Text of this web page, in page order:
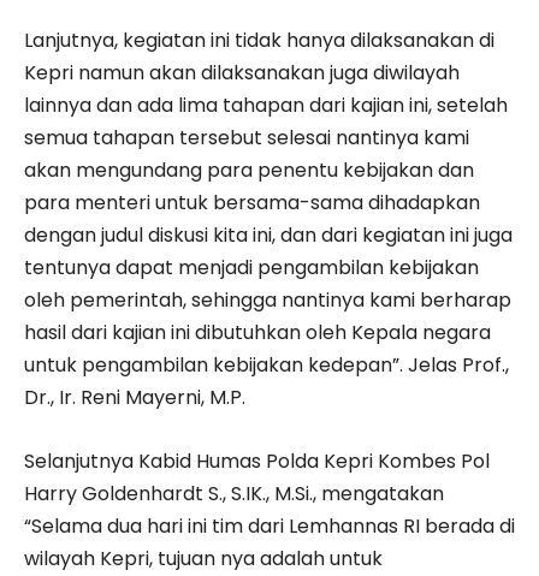
Lanjutnya, kegiatan ini tidak hanya dilaksanakan di
Kepri namun akan dilaksanakan juga diwilayah
lainnya dan ada lima tahapan dari kajian ini, setelah
semua tahapan tersebut selesai nantinya kami
akan mengundang para penentu kebijakan dan
para menteri untuk bersama-sama dihadapkan
dengan judul diskusi kita ini, dan dari kegiatan ini juga
tentunya dapat menjadi pengambilan kebijakan
oleh pemerintah, sehingga nantinya kami berharap
hasil dari kajian ini dibutuhkan oleh Kepala negara
untuk pengambilan kebijakan kedepan”. Jelas Prof.,
Dr., Ir. Reni Mayerni, M.P.
Selanjutnya Kabid Humas Polda Kepri Kombes Pol
Harry Goldenhardt S., S.IK., M.Si., mengatakan
“Selama dua hari ini tim dari Lemhannas RI berada di
wilayah Kepri, tujuan nya adalah untuk